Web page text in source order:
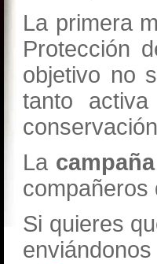
La primera
Protección
objetivo no
tanto
La campaña
compañeros
Si quieres